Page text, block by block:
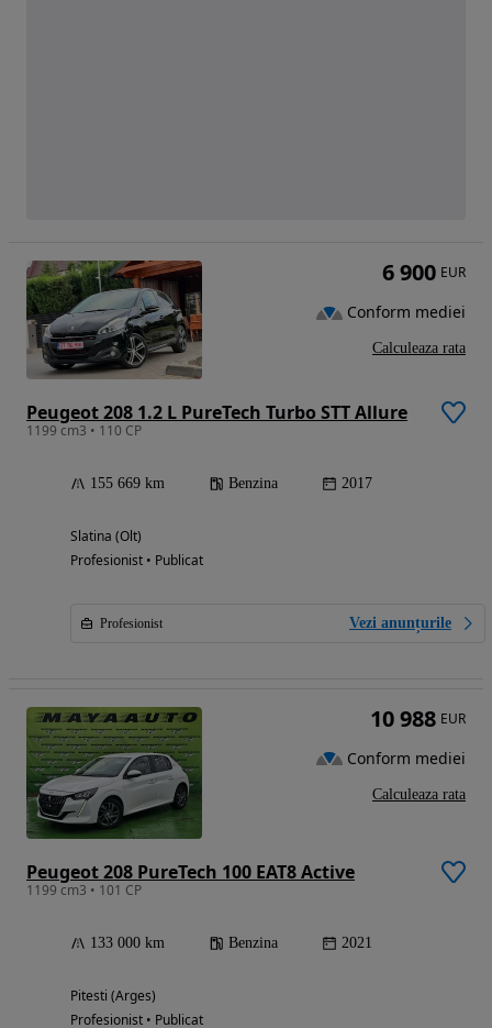
Peugeot 208 1.2 L PureTech Turbo STT Allure
1199 cm3 • 110 CP
155 669 km Benzina 2017
Slatina (Olt)
Profesionist • Publicat
Profesionist Vezi anunțurile
6 900 EUR
Conform mediei
Calculeaza rata
Peugeot 208 PureTech 100 EAT8 Active
1199 cm3 • 101 CP
133 000 km Benzina 2021
Pitesti (Arges)
Profesionist • Publicat
10 988 EUR
Conform mediei
Calculeaza rata